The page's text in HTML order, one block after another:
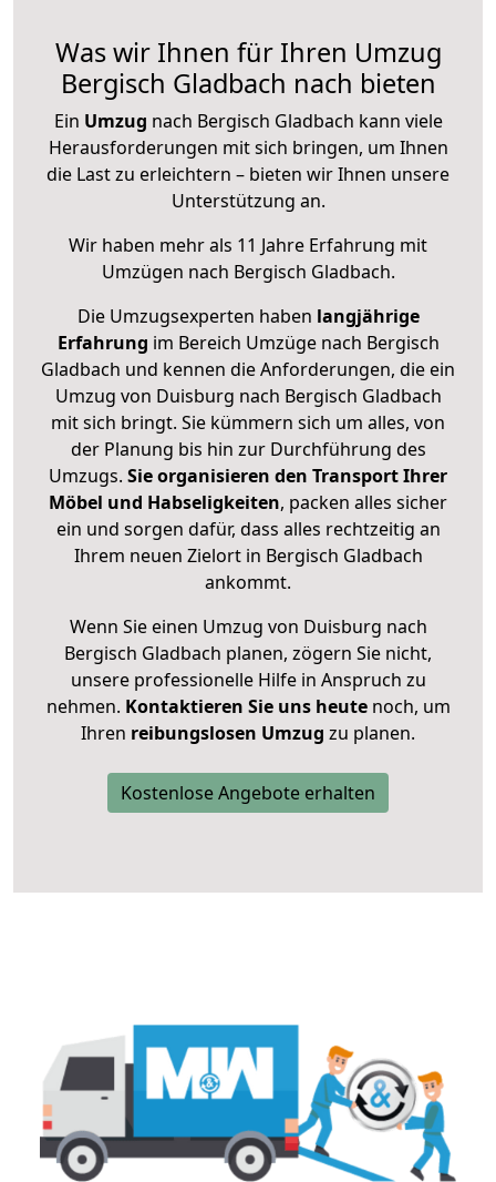
Was wir Ihnen für Ihren Umzug
Bergisch Gladbach nach bieten
Ein Umzug nach Bergisch Gladbach kann viele
Herausforderungen mit sich bringen, um Ihnen
die Last zu erleichtern – bieten wir Ihnen unsere
Unterstützung an.
Wir haben mehr als 11 Jahre Erfahrung mit
Umzügen nach Bergisch Gladbach.
Die Umzugsexperten haben langjährige
Erfahrung im Bereich Umzüge nach Bergisch
Gladbach und kennen die Anforderungen, die ein
Umzug von Duisburg nach Bergisch Gladbach
mit sich bringt. Sie kümmern sich um alles, von
der Planung bis hin zur Durchführung des
Umzugs. Sie organisieren den Transport Ihrer
Möbel und Habseligkeiten, packen alles sicher
ein und sorgen dafür, dass alles rechtzeitig an
Ihrem neuen Zielort in Bergisch Gladbach
ankommt.
Wenn Sie einen Umzug von Duisburg nach
Bergisch Gladbach planen, zögern Sie nicht,
unsere professionelle Hilfe in Anspruch zu
nehmen. Kontaktieren Sie uns heutenoch, um
Ihren reibungslosen Umzug zu planen.
Kostenlose Angebote erhalten